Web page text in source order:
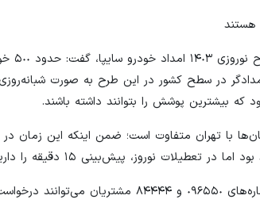
هم پیمانکار قرارداد بسته شده است؛ در جمع ٨٠٠ امدادگر در سطح کشور در
بیشترین پوشش را بتوانند داشته باشند.
با تهران متفاوت است؛ ضمن اینکه این زمان
ثبت کنند.